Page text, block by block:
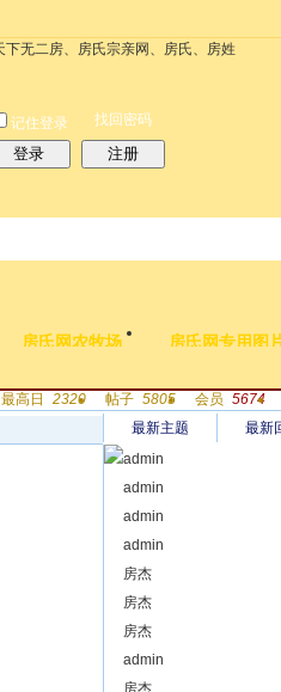
记住登录
登录
找回密码
注册
房氏网农牧场 房氏网专用图
最高日 2320 帖子 5805 会员 5674
最新主题
最新
admin
[ 寻找支族 ]
admin
[ 寻找支族 ]
admin
[ 港澳台及外国 ]
admin
[ 公告 ]
房杰
[ 华北：北京，天津，河
房杰
[ 华北：北京，天津，河
房杰
[ 华北：北京，天津，河
admin
[ 华东：上海，江苏，浙
房杰